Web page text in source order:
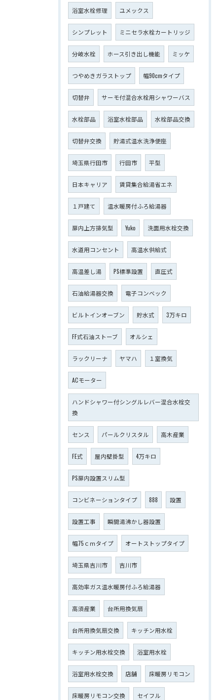
浴室水栓修理 ユメックス
シンプレット ミニセラ水栓カートリッジ
分岐水栓 ホース引き出し機能 ミッケ
つやめきガラストップ 幅90cmタイプ
切替弁 サーモ付混合水栓用シャワーバス
水栓部品 浴室水栓部品 水栓部品交換
切替弁交換 貯湯式温水洗浄便座
埼玉県行田市 行田市 平型
日本キャリア 賃貸集合給湯省エネ
１戸建て 温水暖房付ふろ給湯器
扉内上方排気型 Yuko 洗面用水栓交換
水道用コンセント 高温水供給式
高温差し湯 PS標準設置 直圧式
石油給湯器交換 電子コンベック
ビルトインオーブン 貯水式 3万キロ
FF式石油ストーブ オルシェ
ラックリーナ ヤマハ １室換気
ACモーター
ハンドシャワー付シングルレバー混合水栓交
換
センス パールクリスタル 高木産業
FE式 屋内壁掛型 4万キロ
PS扉内設置スリム型
コンビネーションタイプ 888 設置
設置工事 瞬間湯沸かし器設置
幅75ｃｍタイプ オートストップタイプ
埼玉県吉川市 吉川市
高効率ガス温水暖房付ふろ給湯器
高須産業 台所用換気扇
台所用換気扇交換 キッチン用水栓
キッチン用水栓交換 浴室用水栓
浴室用水栓交換 店舗 床暖房リモコン
床暖房リモコン交換 セイフル